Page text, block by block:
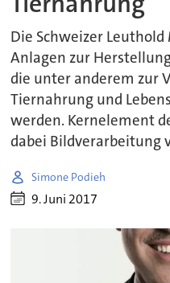
Die Schweizer
Anlagen zur
die unter anderem zur
Tiernahrung und
werden. Kernelement
dabei Bildverarbeitung
Simone Podieh
9. Juni 2017